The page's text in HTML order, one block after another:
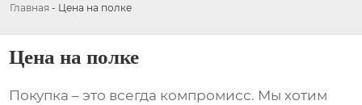
Главная - Цена на полке
Цена на полке
Покупка – это всегда компромисс. Мы хотим